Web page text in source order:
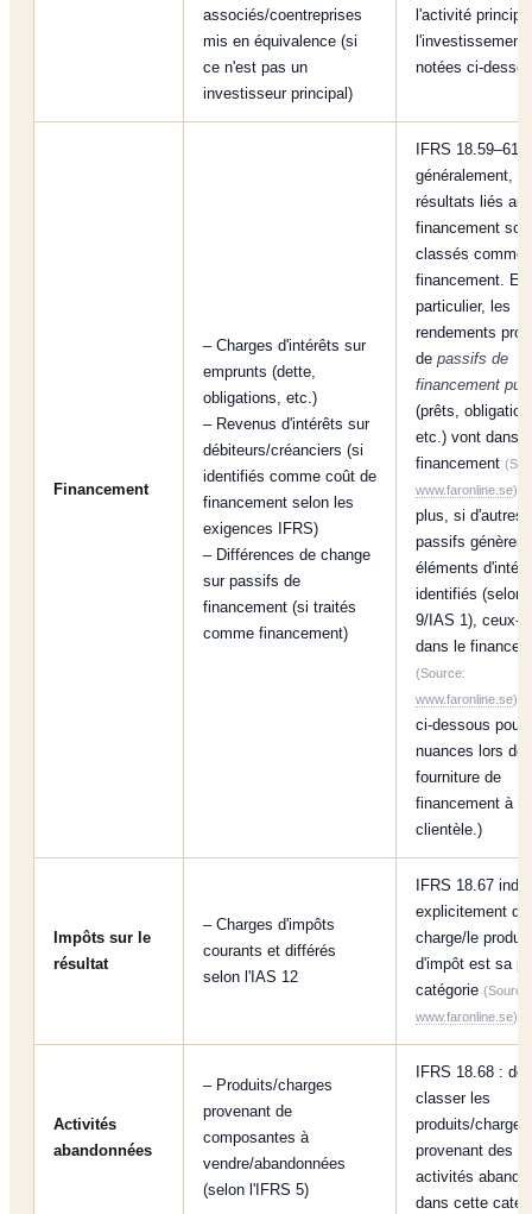
associés/coentreprises
mis en équivalence (si
ce n'est pas un
investisseur principal)
l'activité
l'investissement
notées ci-
Financement
– Charges d'intérêts sur
emprunts (dette,
obligations, etc.)
– Revenus d'intérêts sur
débiteurs/créanciers (si
identifiés comme coût de
financement selon les
exigences IFRS)
– Différences de change
sur passifs de
financement (si traités
comme financement)
IFRS 18.59–61 :
généralement,
résultats liés au
financement
classés comme
financement. En
particulier, les
rendements
de passifs de
financement
(prêts,
etc.) vont dans
financement
www.faronline.se)
plus, si d'autres
passifs
éléments
identifiés (selon
9/IAS 1), ceux-
dans le
(Source:
www.faronline.se)
ci-dessous pour
nuances lors de
fourniture de
financement à la
clientèle.)
Impôts sur le
résultat
– Charges d'impôts
courants et différés
selon l'IAS 12
IFRS 18.67
explicitement
charge/le produit
d'impôt est sa
catégorie (Source:
www.faronline.se)
Activités
abandonnées
– Produits/charges
provenant de
composantes à
vendre/abandonnées
(selon l'IFRS 5)
IFRS 18.68 : doit
classer les
produits/charges
provenant des
activités
dans cette